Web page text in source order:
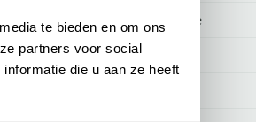
te bieden en om ons
partners voor social
die u aan ze heeft
Vanguard V12 chino stretch beige
Vanguard